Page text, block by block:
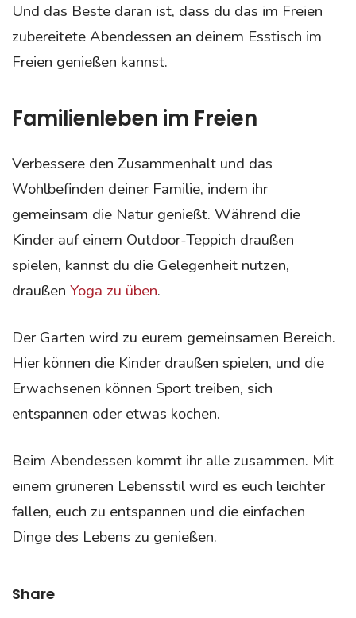
Und das Beste daran ist, dass du das im Freien
zubereitete Abendessen an deinem Esstisch im
Freien genießen kannst.
Familienleben im Freien
Verbessere den Zusammenhalt und das
Wohlbefinden deiner Familie, indem ihr
gemeinsam die Natur genießt. Während die
Kinder auf einem Outdoor-Teppich draußen
spielen, kannst du die Gelegenheit nutzen,
draußen Yoga zu üben.
Der Garten wird zu eurem gemeinsamen Bereich.
Hier können die Kinder draußen spielen, und die
Erwachsenen können Sport treiben, sich
entspannen oder etwas kochen.
Beim Abendessen kommt ihr alle zusammen. Mit
einem grüneren Lebensstil wird es euch leichter
fallen, euch zu entspannen und die einfachen
Dinge des Lebens zu genießen.
Share